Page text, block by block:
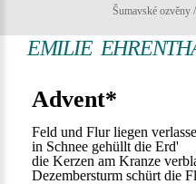
Šumavské ozvěny
EMILIE
Advent*
Feld und Flur liegen
in Schnee gehüllt die Erd'
die Kerzen am Kranze
Dezembersturm schürt die